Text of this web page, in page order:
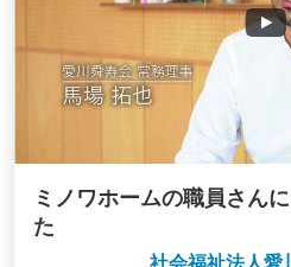
ミノワホームの職員さん
た
社会福祉法人愛